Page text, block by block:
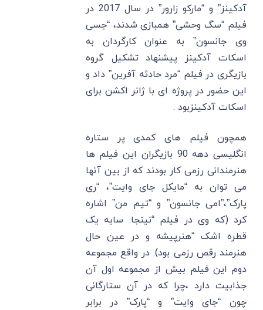
آدکینز” و “مارکو زارور” در سال 2017 در
فیلم “سگ وحشی” همبازی شدند، “جسی
وی جانسون” به عنوان کارگردان به
اسکات آدکینز پیشنهاد تشکیل گروه
بازیگری در فیلم “مرد حادثه آفرین” داد و
این حضور در پروژه ای با ژانر اکشن برای
اسکات آدکینزبود .
همچون فیلم های کمدی پر ستاره
انگلیسی دهه 90 بازیگران این فیلم ها
هنرمندانی رزمی کار بودند که از بین آنها
می توان به “مایکل جای وایت”، “ری
پارک”،”امی جانسون” و “تیم من” اشاره
کرد (که وی در فیلم “نینجا: سایه یک
قطره اشک “هنرپیشه و در عین حال
هنرمند رقص رزمی بود). در واقع مجموعه
دوم این فیلم بیش از مجموعه اول آن
جذابیت دارد ،چرا که در آن ستارگانی
چون “جای وایت” و “پارک” در برابر